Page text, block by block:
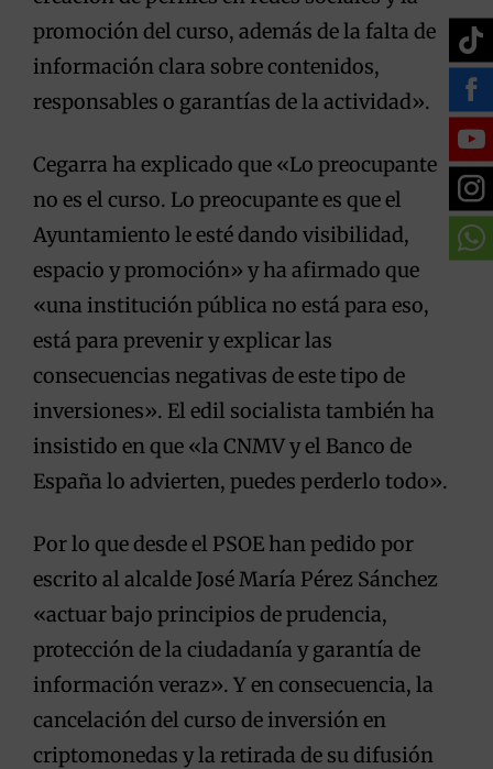
promoción del curso, además de la falta de
información clara sobre contenidos,
responsables o garantías de la actividad».
Cegarra ha explicado que «Lo preocupante
no es el curso. Lo preocupante es que el
Ayuntamiento le esté dando visibilidad,
espacio y promoción» y ha afirmado que
«una institución pública no está para eso,
está para prevenir y explicar las
consecuencias negativas de este tipo de
inversiones». El edil socialista también ha
insistido en que «la CNMV y el Banco de
España lo advierten, puedes perderlo todo».
Por lo que desde el PSOE han pedido por
escrito al alcalde José María Pérez Sánchez
«actuar bajo principios de prudencia,
protección de la ciudadanía y garantía de
información veraz». Y en consecuencia, la
cancelación del curso de inversión en
criptomonedas y la retirada de su difusión